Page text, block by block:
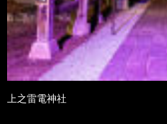
上之雷電神社